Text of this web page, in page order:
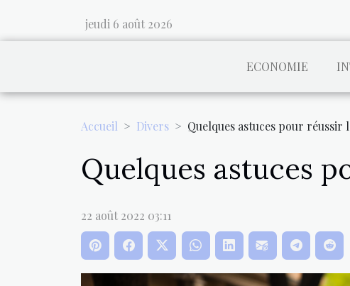
jeudi 6 août 2026
ECONOMIE
Accueil Divers Quelques astuces pour
Quelques astuces
22 août 2022 03:11